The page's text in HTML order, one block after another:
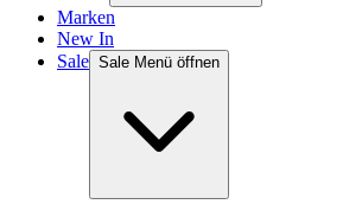
Marken
New In
Sale Sale Menü öffnen